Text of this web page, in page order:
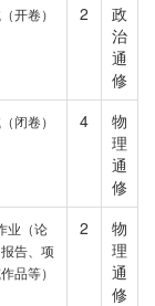
开卷） 2
政
治
通
修
闭卷） 4
物
理
通
修
业（论
告、项
品等）
2
物
理
通
修